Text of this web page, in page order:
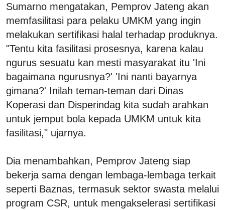
Sumarno mengatakan, Pemprov Jateng akan
memfasilitasi para pelaku UMKM yang ingin
melakukan sertifikasi halal terhadap produknya.
"Tentu kita fasilitasi prosesnya, karena kalau
ngurus sesuatu kan mesti masyarakat itu 'Ini
bagaimana ngurusnya?' 'Ini nanti bayarnya
gimana?' Inilah teman-teman dari Dinas
Koperasi dan Disperindag kita sudah arahkan
untuk jemput bola kepada UMKM untuk kita
fasilitasi," ujarnya.
Dia menambahkan, Pemprov Jateng siap
bekerja sama dengan lembaga-lembaga terkait
seperti Baznas, termasuk sektor swasta melalui
program CSR, untuk mengakselerasi sertifikasi